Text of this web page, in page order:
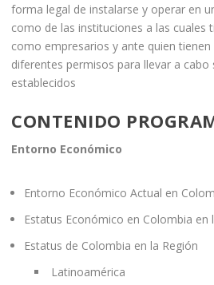
forma legal de instalarse y operar en
como de las instituciones a las cuales
como empresarios y ante quien
diferentes permisos para llevar a cabo
establecidos
CONTENIDO
Entorno Económico
Entorno Económico Actual en
Estatus Económico en Colombia
Estatus de Colombia en la Región
Latinoamérica